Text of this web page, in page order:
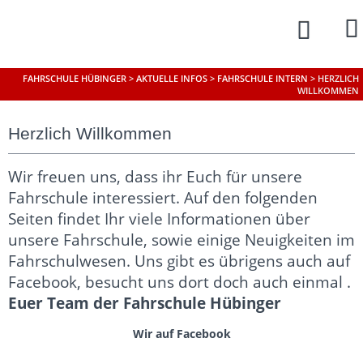
FAHRSCHULE HÜBINGER > AKTUELLE INFOS > FAHRSCHULE INTERN > HERZLICH
WILLKOMMEN
Herzlich Willkommen
Wir freuen uns, dass ihr Euch für unsere
Fahrschule interessiert. Auf den folgenden
Seiten findet Ihr viele Informationen über
unsere Fahrschule, sowie einige Neuigkeiten im
Fahrschulwesen. Uns gibt es übrigens auch auf
Facebook, besucht uns dort doch auch einmal .
Euer Team der Fahrschule Hübinger
Wir auf Facebook